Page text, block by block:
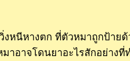
งหนีหางตก ที่ตัวหมาถูกป้ายด้
าอาจโดนยาอะไรสักอย่างที่